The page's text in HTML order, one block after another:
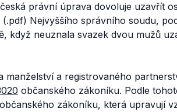
právní úprava dovoluje uzavřít
(.pdf) Nejvyššího správního soudu,
když neuznala svazek dvou mužů
manželství a registrovaného
občanského zákoníku. Podle
zákoníku, která upravují